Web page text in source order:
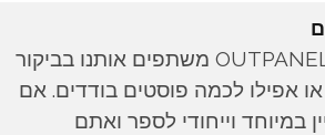
כותבים אורחים ב OUTPANEL משתפים אותנו בביקור
אפילו לכמה פוסטים בודדים. אם
במיוחד וייחודי לספר ואתם